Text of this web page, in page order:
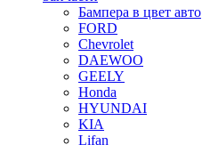
Бампера в цвет авто
FORD
Chevrolet
DAEWOO
GEELY
Honda
HYUNDAI
KIA
Lifan